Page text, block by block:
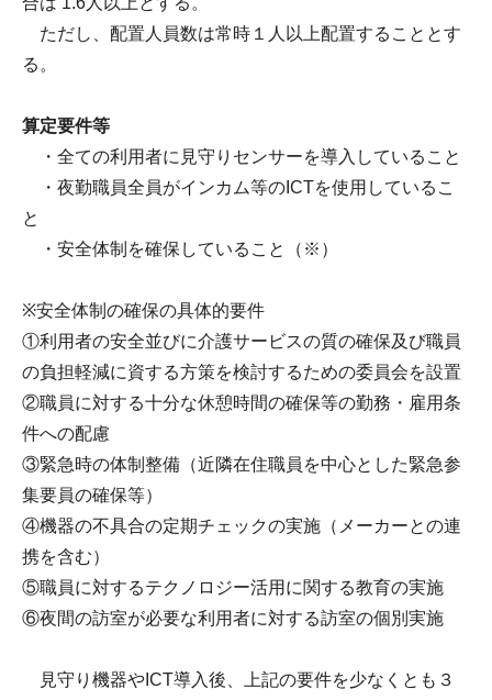
ただし、配置人員数は常時１人以上配置することとす
る。
算定要件等
・全ての利用者に見守りセンサーを導入していること
・夜勤職員全員がインカム等のICTを使用しているこ
と
・安全体制を確保していること（※）
※安全体制の確保の具体的要件
①利用者の安全並びに介護サービスの質の確保及び職員
の負担軽減に資する方策を検討するための委員会を設置
②職員に対する十分な休憩時間の確保等の勤務・雇用条
件への配慮
③緊急時の体制整備（近隣在住職員を中心とした緊急参
集要員の確保等）
④機器の不具合の定期チェックの実施（メーカーとの連
携を含む）
⑤職員に対するテクノロジー活用に関する教育の実施
⑥夜間の訪室が必要な利用者に対する訪室の個別実施
見守り機器やICT導入後、上記の要件を少なくとも３